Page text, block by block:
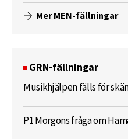
Mer MEN-fällningar
GRN-fällningar
Musikhjälpen fälls för
P1 Morgons fråga om